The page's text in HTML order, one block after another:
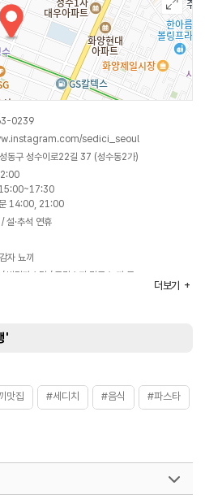
0239
sedici_seoul
동구 성수이로22길 37 (성수동2가)
14:00, 21:00
설·추석 연휴
자 뇨끼
/ 버터파스타 / 크리스피 라구 뇨끼 등
더보기
'
맛집 #세디치 #음식 #파스타